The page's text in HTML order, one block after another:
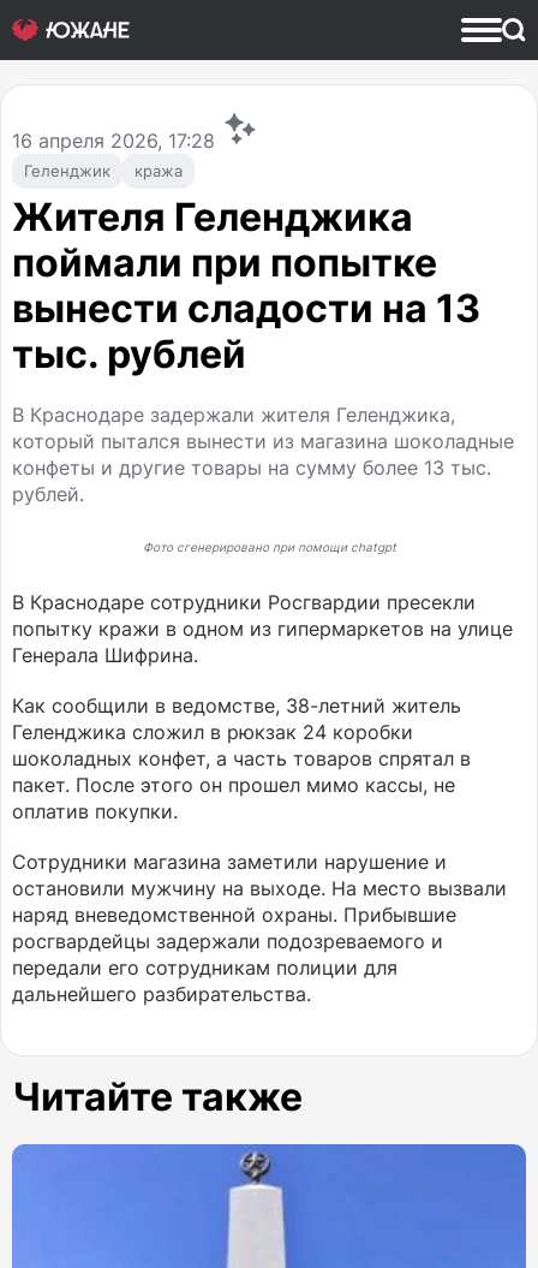
Геленджик кража
16 апреля 2026, 17:28
Жителя Геленджика
поймали при попытке
вынести сладости на 13
тыс. рублей
В Краснодаре задержали жителя Геленджика,
который пытался вынести из магазина шоколадные
конфеты и другие товары на сумму более 13 тыс.
рублей.
Фото сгенерировано при помощи chatgpt
В Краснодаре сотрудники Росгвардии пресекли
попытку кражи в одном из гипермаркетов на улице
Генерала Шифрина.
Как сообщили в ведомстве, 38-летний житель
Геленджика сложил в рюкзак 24 коробки
шоколадных конфет, а часть товаров спрятал в
пакет. После этого он прошел мимо кассы, не
оплатив покупки.
Сотрудники магазина заметили нарушение и
остановили мужчину на выходе. На место вызвали
наряд вневедомственной охраны. Прибывшие
росгвардейцы задержали подозреваемого и
передали его сотрудникам полиции для
дальнейшего разбирательства.
Читайте также